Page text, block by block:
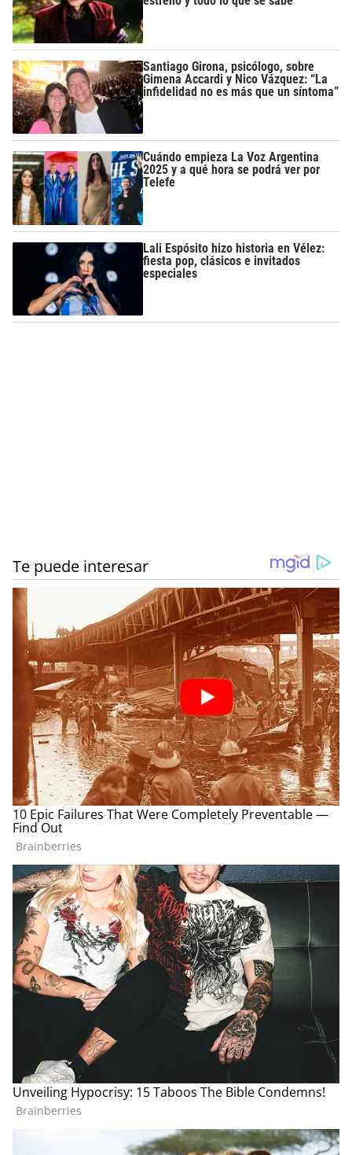
Santiago Girona, psicólogo, sobre
Gimena Accardi y Nico Vázquez: “La
infidelidad no es más que un síntoma”
Cuándo empieza La Voz Argentina
2025 y a qué hora se podrá ver por
Telefe
Lali Espósito hizo historia en Vélez:
fiesta pop, clásicos e invitados
especiales